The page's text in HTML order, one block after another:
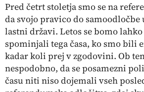
Pred četrt stoletja smo se na
da svojo pravico do
lastni državi. Letos se bomo
spominjali tega časa, ko smo bili
kadar koli prej v zgodovini. Ob
nespodobno, da se posamezni
času niti niso dojemali vseh